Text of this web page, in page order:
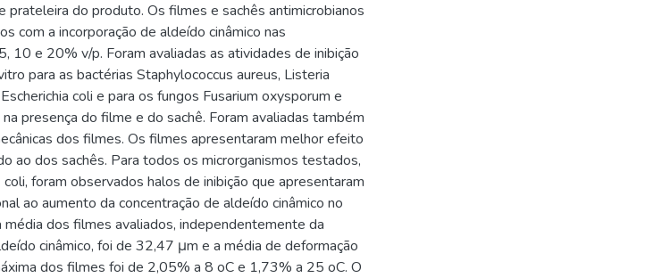
prateleira do produto. Os filmes e sachês antimicrobianos
com a incorporação de aldeído cinâmico nas
10 e 20% v/p. Foram avaliadas as atividades de inibição
para as bactérias Staphylococcus aureus, Listeria
coli e para os fungos Fusarium oxysporum e
presença do filme e do sachê. Foram avaliadas também
dos filmes. Os filmes apresentaram melhor efeito
ao dos sachês. Para todos os microrganismos testados,
foram observados halos de inibição que apresentaram
ao aumento da concentração de aldeído cinâmico no
dos filmes avaliados, independentemente da
cinâmico, foi de 32,47 μm e a média de deformação
dos filmes foi de 2,05% a 8 oC e 1,73% a 25 oC. O